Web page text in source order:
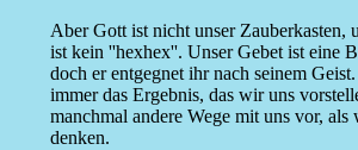
Aber Gott ist nicht unser Zauberkasten,
ist kein ''hexhex''. Unser Gebet ist eine
doch er entgegnet ihr nach seinem
immer das Ergebnis, das wir uns
manchmal andere Wege mit uns vor, als
denken.